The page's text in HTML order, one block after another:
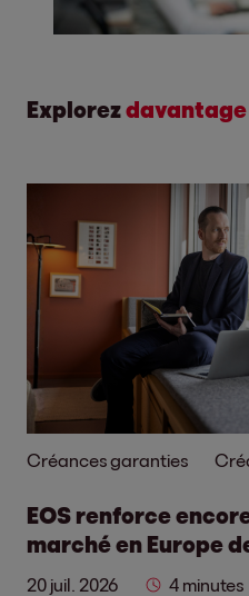
Explorezdavantage
Créances garanties
EOS renforce
marché en Europe
20 juil. 2026 4 minutes